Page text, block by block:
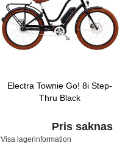
Electra Townie Go! 8i Step-
Thru Black
Pris saknas
Visa lagerinformation